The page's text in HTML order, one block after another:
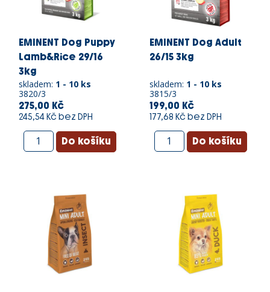
EMINENT Dog Puppy
Lamb&Rice 29/16
3kg
skladem: 1 - 10 ks
3820/3
275,00 Kč
245,54 Kč bez DPH
EMINENT Dog Adult
26/15 3kg
skladem: 1 - 10 ks
3815/3
199,00 Kč
177,68 Kč bez DPH